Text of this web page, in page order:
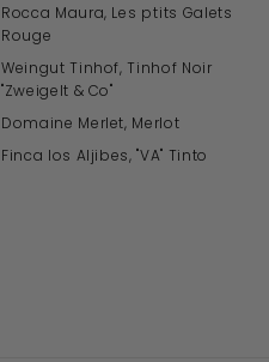
Rocca Maura, Les ptits Galets
Rouge
Weingut Tinhof, Tinhof Noir
"Zweigelt & Co"
Domaine Merlet, Merlot
Finca los Aljibes, "VA" Tinto